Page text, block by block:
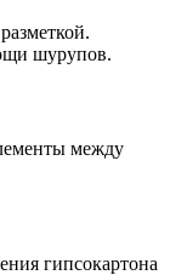
шурупов.
между
гипсокартона